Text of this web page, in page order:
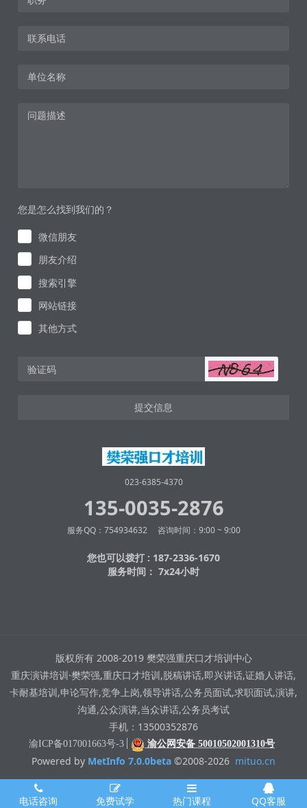
您是怎么找到我们的？
微信朋友
朋友介绍
搜索引擎
网站链接
其他方式
提交信息
023-6385-4370
135-0035-2876
服务QQ：754934632 咨询时间：9:00 ~ 9:00
您也可以拨打 : 187-2336-1670
服务时间： 7x24小时
版权所有 2008-2019 樊荣强重庆口才培训中心
重庆演讲培训·樊荣强,重庆口才培训,脱稿讲话,即兴讲话,证婚人讲话,
卡耐基培训,申论写作,竞争上岗,领导讲话,公务员面试,求职面试,演讲,
沟通,公众演讲,当众讲话,公务员考试
手机：13500352876
渝ICP备017001663号-3 渝公网安备 50010502001310号
Powered by MetInfo 7.0.0beta ©2008-2026 mituo.cn
电话咨询 免费试学 热门课程 QQ客服